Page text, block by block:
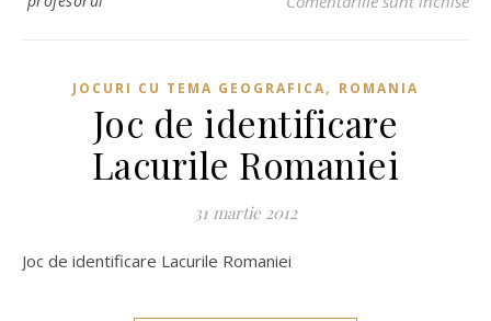
JOCURI CU TEMA GEOGRAFICA, ROMANIA
Joc de identificare
Lacurile Romaniei
31 martie 2012
Joc de identificare Lacurile Romaniei